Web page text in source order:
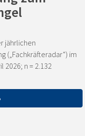
jährlichen
(„Fachkräfteradar“) im
2026; n = 2.132